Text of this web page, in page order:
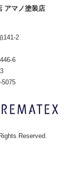
アマノ塗装店
141-2
6
5075
Reserved.